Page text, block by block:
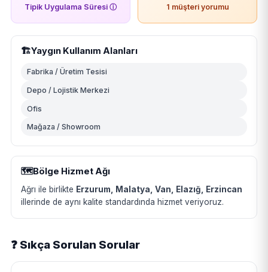
Tipik Uygulama Süresi ⓘ 1 müşteri yorumu
🏗️Yaygın Kullanım Alanları
Fabrika / Üretim Tesisi
Depo / Lojistik Merkezi
Ofis
Mağaza / Showroom
🗺️Bölge Hizmet Ağı
Ağrı ile birlikte Erzurum, Malatya, Van, Elazığ, Erzincan
illerinde de aynı kalite standardında hizmet veriyoruz.
❓ Sıkça Sorulan Sorular